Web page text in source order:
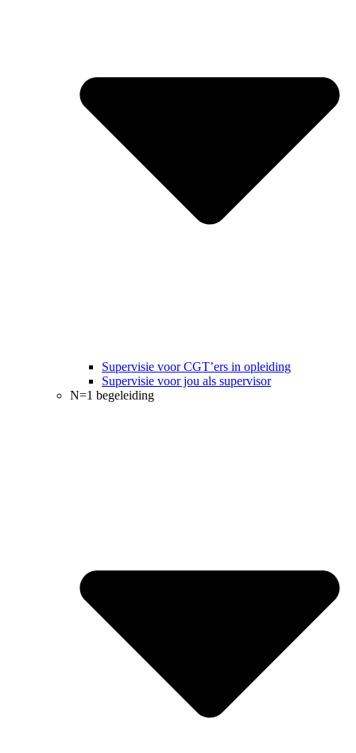
Supervisie voor CGT’ers in opleiding
Supervisie voor jou als supervisor
N=1 begeleiding